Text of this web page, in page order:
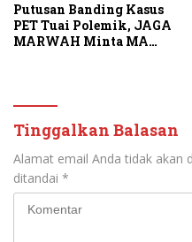
Putusan Banding Kasus
PET Tuai Polemik, JAGA
MARWAH Minta MA
Tinggalkan Balasan
Alamat email Anda tidak akan
ditandai *